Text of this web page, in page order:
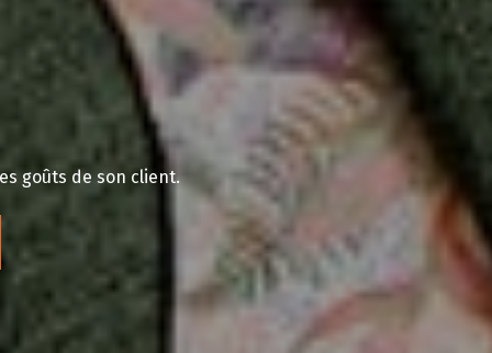
goûts de son client.